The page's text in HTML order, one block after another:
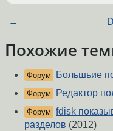
←
Похожие
Форум Большьие
Форум Редактор
Форум fdisk
разделов (2012)